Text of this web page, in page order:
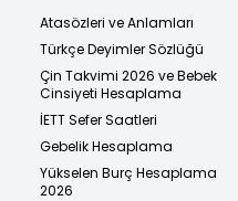
Atasözleri ve Anlamları
Türkçe Deyimler Sözlüğü
Çin Takvimi 2026 ve Bebek
Cinsiyeti Hesaplama
İETT Sefer Saatleri
Gebelik Hesaplama
Yükselen Burç Hesaplama
2026